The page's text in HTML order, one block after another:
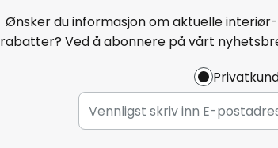
Ønsker du informasjon om aktuelle
rabatter? Ved å abonnere på vårt